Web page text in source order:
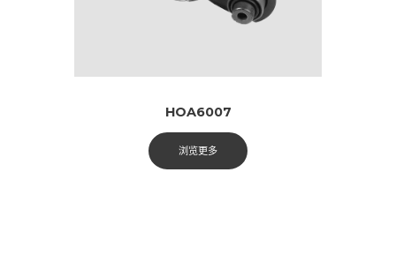
HOA6007
浏览更多